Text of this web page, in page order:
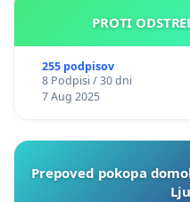
PROTI
255 podpisov
8 Podpisi / 30 dni
7 Aug 2025
Prepoved pokopa